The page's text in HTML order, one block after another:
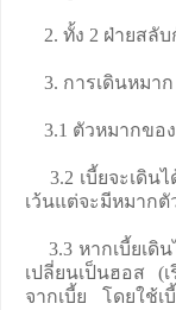
2. ทั้ง 2 ฝ่ายสลั
3. การเดินหมาก
3.1 ตัวหมากของ
3.2 เบี้ยจะเดิน
เว้นแต่จะมีหมาก
3.3 หากเบี้ยเดิน
เปลี่ยนเป็นฮอส (
จากเบี้ย โดยใช้เ